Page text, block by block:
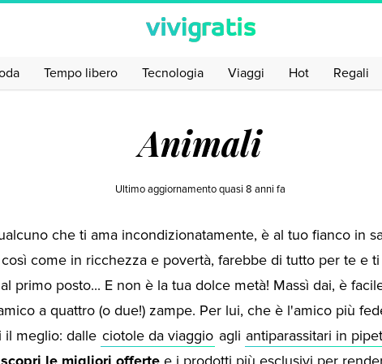
Tempo libero Tecnologia Viaggi Hot Regali
Animali
Ultimo aggiornamentoquasi 8 anni fa
che ti ama incondizionatamente, è al tuo fianco in
come in ricchezza e povertà, farebbe di tutto per te e
primo posto... E non è la tua dolce metà! Massì dai, è
a quattro (o due!) zampe. Per lui, che è l'amico più
il meglio: dalle ciotole da viaggio agli antiparassitari in